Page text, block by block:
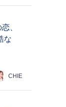
、
な
CHIE